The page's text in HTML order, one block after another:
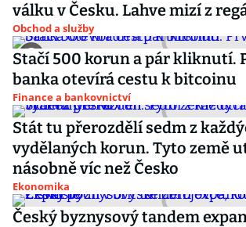
válku v Česku. Lahve mizí z
Obchod a služby
Stačí 500 korun a pár kliknutí.
banka otevírá cestu k bitcoinu
Finance a bankovnictví
Stát tu přerozdělí sedm z
vydělaných korun. Tyto země
násobně víc než Česko
Ekonomika
Český byznysový tandem